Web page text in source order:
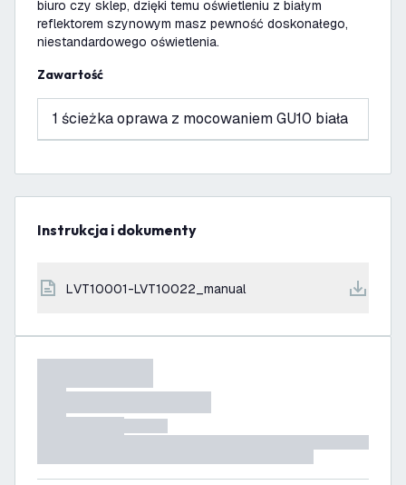
biuro czy sklep, dzięki temu oświetleniu z białym
reflektorem szynowym masz pewność doskonałego,
niestandardowego oświetlenia.
Zawartość
1 ścieżka oprawa z mocowaniem GU10 biała
Instrukcja i dokumenty
LVT10001-LVT10022_manual